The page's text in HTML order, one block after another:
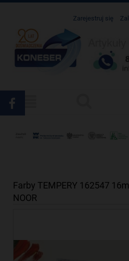
Zarejestruj się
Farby TEMPERY 162547
NOOR